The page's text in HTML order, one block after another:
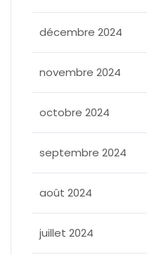
décembre 2024
novembre 2024
octobre 2024
septembre 2024
août 2024
juillet 2024